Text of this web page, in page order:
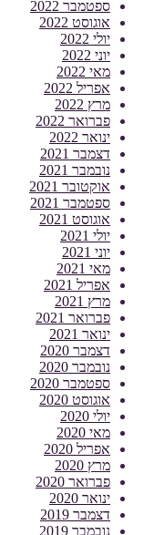
ספטמבר 2022
אוגוסט 2022
יולי 2022
יוני 2022
מאי 2022
אפריל 2022
מרץ 2022
פברואר 2022
ינואר 2022
דצמבר 2021
נובמבר 2021
אוקטובר 2021
ספטמבר 2021
אוגוסט 2021
יולי 2021
יוני 2021
מאי 2021
אפריל 2021
מרץ 2021
פברואר 2021
ינואר 2021
דצמבר 2020
נובמבר 2020
ספטמבר 2020
אוגוסט 2020
יולי 2020
מאי 2020
אפריל 2020
מרץ 2020
פברואר 2020
ינואר 2020
דצמבר 2019
נובמבר 2019